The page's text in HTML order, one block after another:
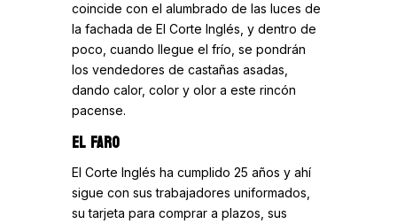
coincide con el alumbrado de las luces de
la fachada de El Corte Inglés, y dentro de
poco, cuando llegue el frío, se pondrán
los vendedores de castañas asadas,
dando calor, color y olor a este rincón
pacense.
EL FARO
El Corte Inglés ha cumplido 25 años y ahí
sigue con sus trabajadores uniformados,
su tarjeta para comprar a plazos, sus